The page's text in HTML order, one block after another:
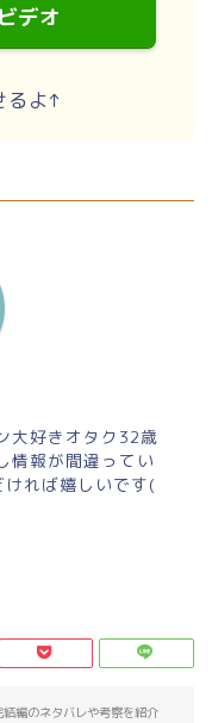
デオ
るよ↑
大好きオタク32歳
情報が間違ってい
れば嬉しいです(
編のネタバレや考察を紹介